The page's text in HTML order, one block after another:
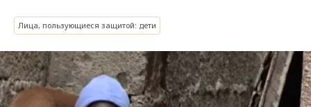
Лица, пользующиеся защитой: дети